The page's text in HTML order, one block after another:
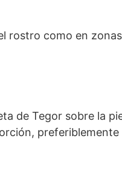
rostro como en
de Tegor sobre la